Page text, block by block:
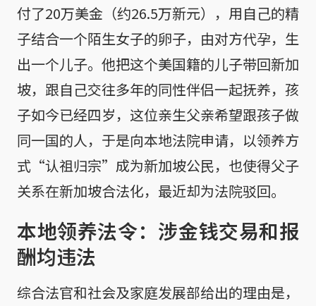
付了20万美金（约26.5万新元），用自己的精
子结合一个陌生女子的卵子，由对方代孕，生
出一个儿子。他把这个美国籍的儿子带回新加
坡，跟自己交往多年的同性伴侣一起抚养，孩
子如今已经四岁，这位亲生父亲希望跟孩子做
同一国的人，于是向本地法院申请，以领养方
式“认祖归宗”成为新加坡公民，也使得父子
关系在新加坡合法化，最近却为法院驳回。
本地领养法令：涉金钱交易和报
酬均违法
综合法官和社会及家庭发展部给出的理由是，